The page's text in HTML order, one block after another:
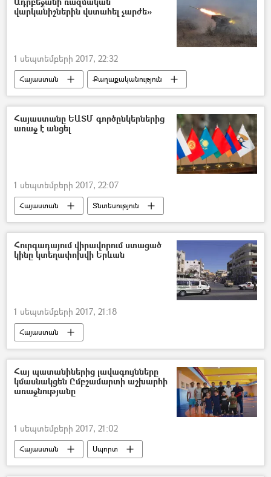
վարկանիշներին վստահել չարժե»
1 սեպտեմբերի 2017, 22:32
Հայաստան Քաղաքականություն
Հայաստանը ԵԱՏՄ գործընկերներից
առաջ է անցել
1 սեպտեմբերի 2017, 22:07
Հայաստան
Տնտեսություն
Հայաստան և ԵԱՏՄ
Հուրգադայում վիրավորում ստացած
կինը կտեղափոխվի Երևան
1 սեպտեմբերի 2017, 21:18
Հայաստան
Հայ պատանիներից լավագույնները
կմասնակցեն Ըմբշամարտի աշխարհի
առաջնությանը
1 սեպտեմբերի 2017, 21:02
Հայաստան Սպորտ